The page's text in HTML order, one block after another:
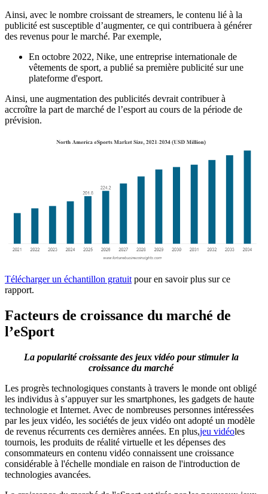
Ainsi, avec le nombre croissant de streamers, le contenu lié à la
publicité est susceptible d’augmenter, ce qui contribuera à générer
des revenus pour le marché. Par exemple,
En octobre 2022, Nike, une entreprise internationale de
vêtements de sport, a publié sa première publicité sur une
plateforme d'esport.
Ainsi, une augmentation des publicités devrait contribuer à
accroître la part de marché de l’esport au cours de la période de
prévision.
Télécharger un échantillon gratuit pour en savoir plus sur ce
rapport.
Facteurs de croissance du marché de
l’eSport
La popularité croissante des jeux vidéo pour stimuler la
croissance du marché
Les progrès technologiques constants à travers le monde ont obligé
les individus à s’appuyer sur les smartphones, les gadgets de haute
technologie et Internet. Avec de nombreuses personnes intéressées
par les jeux vidéo, les sociétés de jeux vidéo ont adopté un modèle
de revenus récurrents ces dernières années. En plus,jeu vidéoles
tournois, les produits de réalité virtuelle et les dépenses des
consommateurs en contenu vidéo connaissent une croissance
considérable à l'échelle mondiale en raison de l'introduction de
technologies avancées.